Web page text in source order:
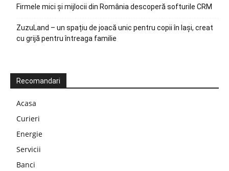
Firmele mici și mijlocii din România descoperă softurile CRM
ZuzuLand – un spațiu de joacă unic pentru copii în Iași, creat
cu grijă pentru întreaga familie
Recomandari
Acasa
Curieri
Energie
Servicii
Banci